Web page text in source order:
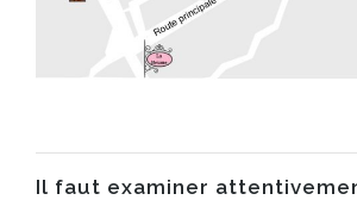
Il faut examiner